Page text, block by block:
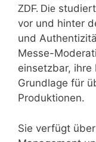
ZDF. Die
vor und hinter
und
Messe-
einsetzbar, ihre
Grundlage für
Produktionen.
Sie verfügt